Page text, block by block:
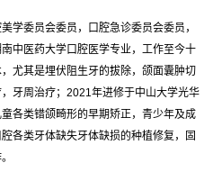
学委员会委员，口腔急诊委员会委员，
中医药大学口腔医学专业，工作至今十
尤其是埋伏阻生牙的拔除，颌面囊肿切
牙周治疗；2021年进修于中山大学光华
各类错颌畸形的早期矫正，青少年及成
各类牙体缺失牙体缺损的种植修复，固